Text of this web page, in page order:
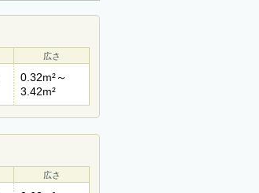
広さ
0.32m²～
3.42m²
広さ